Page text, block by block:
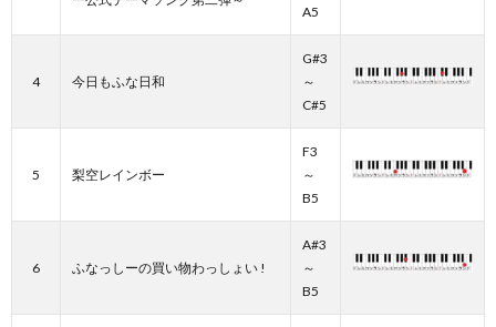
A5
4 今日もふな日和
G#3
～
C#5
5 梨空レインボー
F3
～
B5
6 ふなっしーの買い物わっしょい !
A#3
～
B5